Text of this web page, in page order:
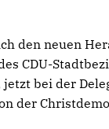
den neuen
CDU-
jetzt bei der
der